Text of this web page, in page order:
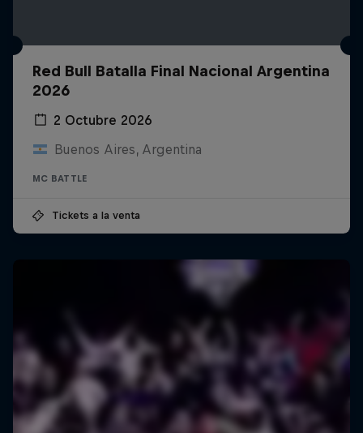
Red Bull Batalla Final Nacional Argentina
2026
2 Octubre 2026
Buenos Aires, Argentina
MC BATTLE
Tickets a la venta